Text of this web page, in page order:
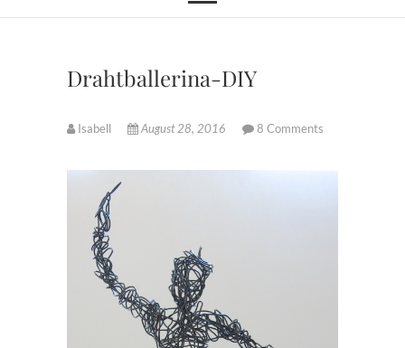
Drahtballerina-DIY
Isabell August 28, 2016 8 Comments